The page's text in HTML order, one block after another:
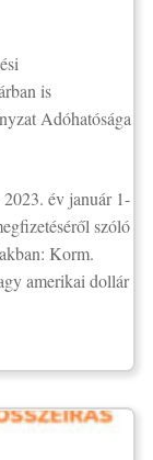
is
Adóhatósága
év január 1-
szóló
Korm.
amerikai dollár